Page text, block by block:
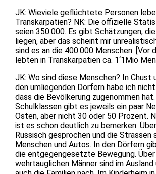
JK: Wieviele geflüchtete Personen
Transkarpatien? NK: Die offizielle
seien 350.000. Es gibt Schätzungen,
liegen, aber das scheint mir
sind es an die 400.000 Menschen. [Vor
lebten in Transkarpatien ca. 1‘1Mio
JK: Wo sind diese Menschen? In Chust
den umliegenden Dörfern habe ich
dass die Bevölkerung zugenommen
Schulklassen gibt es jeweils ein paar
Osten, aber nicht 30 oder 50 Prozent.
ist es schon deutlich zu bemerken.
Russisch gesprochen und die Strassen
Menschen und Autos. In den Dörfern
die entgegengesetzte Bewegung.
wehrtauglichen Männer sind im Ausland